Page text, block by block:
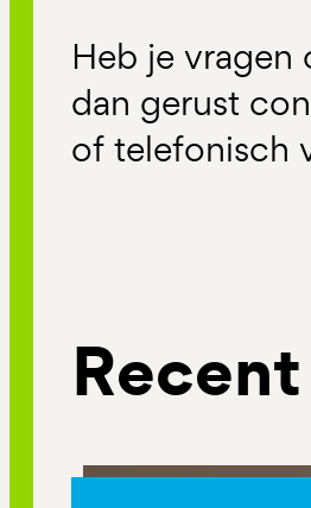
Heb je
dan gerust
of telefonisch